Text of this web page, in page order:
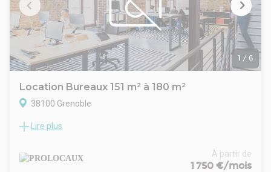
1 / 6
Location Bureaux 151 m² à 180 m²
38100 Grenoble
Situé dans le quartier de la Grand Place de Grenoble, à
récent - Bureaux accessibles aux personnes à mobilité
réduite - Toilettes PMR dans les parties communes -
Lire plus
À partir de
1 750 €/mois